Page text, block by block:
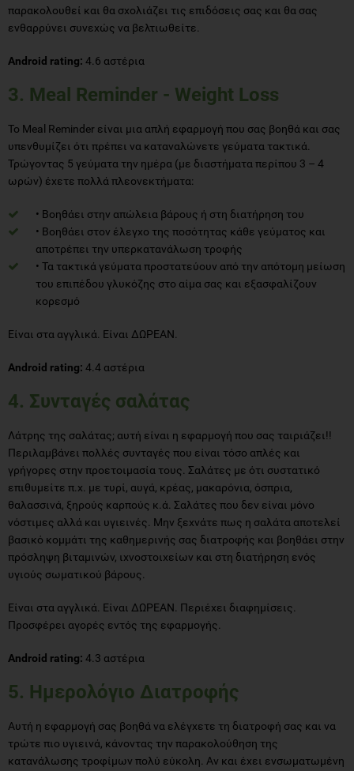
παρακολουθεί και θα σχολιάζει τις επιδόσεις σας και θα σας
ενθαρρύνει συνεχώς να βελτιωθείτε.
Android rating: 4.6 αστέρια
3. Meal Reminder - Weight Loss
Το Meal Reminder είναι μια απλή εφαρμογή που σας βοηθά και σας
υπενθυμίζει ότι πρέπει να καταναλώνετε γεύματα τακτικά.
Τρώγοντας 5 γεύματα την ημέρα (με διαστήματα περίπου 3 – 4
ωρών) έχετε πολλά πλεονεκτήματα:
• Βοηθάει στην απώλεια βάρους ή στη διατήρηση του
• Βοηθάει στον έλεγχο της ποσότητας κάθε γεύματος και
αποτρέπει την υπερκατανάλωση τροφής
• Τα τακτικά γεύματα προστατεύουν από την απότομη μείωση
του επιπέδου γλυκόζης στο αίμα σας και εξασφαλίζουν
κορεσμό
Είναι στα αγγλικά. Είναι ΔΩΡΕΑΝ.
Android rating: 4.4 αστέρια
4. Συνταγές σαλάτας
Λάτρης της σαλάτας; αυτή είναι η εφαρμογή που σας ταιριάζει!!
Περιλαμβάνει πολλές συνταγές που είναι τόσο απλές και
γρήγορες στην προετοιμασία τους. Σαλάτες με ότι συστατικό
επιθυμείτε π.χ. με τυρί, αυγά, κρέας, μακαρόνια, όσπρια,
θαλασσινά, ξηρούς καρπούς κ.ά. Σαλάτες που δεν είναι μόνο
νόστιμες αλλά και υγιεινές. Μην ξεχνάτε πως η σαλάτα αποτελεί
βασικό κομμάτι της καθημερινής σας διατροφής και βοηθάει στην
πρόσληψη βιταμινών, ιχνοστοιχείων και στη διατήρηση ενός
υγιούς σωματικού βάρους.
Είναι στα αγγλικά. Είναι ΔΩΡΕΑΝ. Περιέχει διαφημίσεις.
Προσφέρει αγορές εντός της εφαρμογής.
Android rating: 4.3 αστέρια
5. Ημερολόγιο Διατροφής
Αυτή η εφαρμογή σας βοηθά να ελέγχετε τη διατροφή σας και να
τρώτε πιο υγιεινά, κάνοντας την παρακολούθηση της
κατανάλωσης τροφίμων πολύ εύκολη. Αν και έχει ενσωματωμένη